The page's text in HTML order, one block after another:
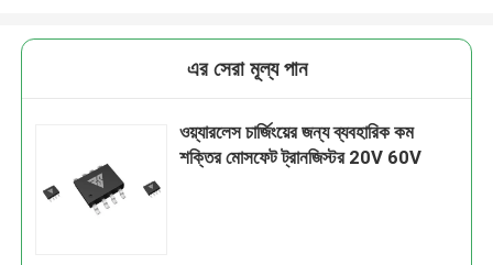
এর সেরা মূল্য পান
ওয়্যারলেস চার্জিংয়ের জন্য ব্যবহারিক কম
শক্তির মোসফেট ট্রানজিস্টর 20V 60V